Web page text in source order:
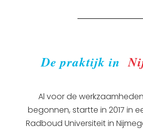
De praktijk in
Al voor de
begonnen, startte in 2017 in
Radboud Universiteit in